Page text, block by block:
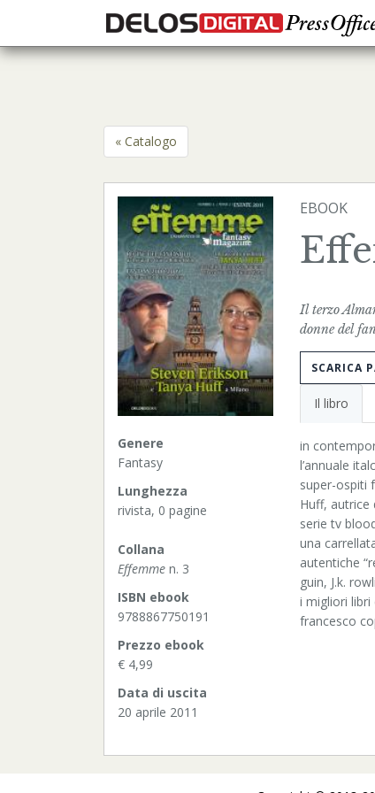
« Catalogo
Genere
Fantasy
Lunghezza
rivista, 0 pagine
Collana
Effemme n. 3
ISBN ebook
9788867750191
Prezzo ebook
€ 4,99
Data di uscita
20 aprile 2011
EBOOK
Il terzo
donne del
SCARICA
Il libro
in
l’annuale
super-ospiti
Huff, autrice
serie tv
una
autentiche
guin, J.k.
i migliori libri
francesco